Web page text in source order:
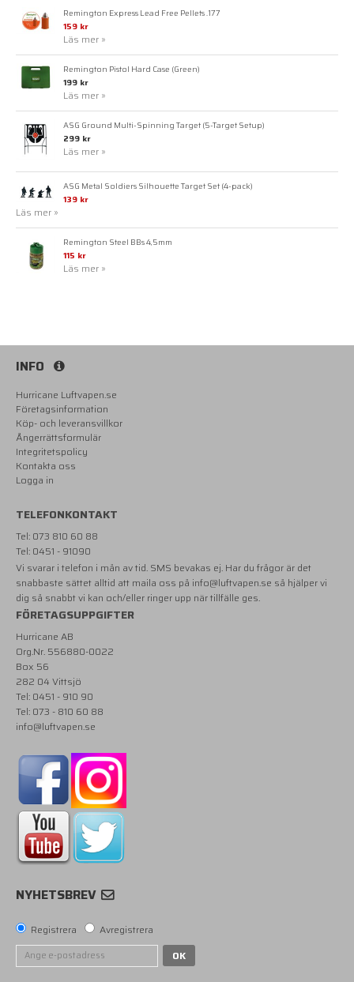
Remington Express Lead Free Pellets .177
159 kr
Läs mer »
Remington Pistol Hard Case (Green)
199 kr
Läs mer »
ASG Ground Multi-Spinning Target (5-Target Setup)
299 kr
Läs mer »
ASG Metal Soldiers Silhouette Target Set (4-pack)
139 kr
Läs mer »
Remington Steel BBs 4,5mm
115 kr
Läs mer »
INFO
Hurricane Luftvapen.se
Företagsinformation
Köp- och leveransvillkor
Ångerrättsformulär
Integritetspolicy
Kontakta oss
Logga in
TELEFONKONTAKT
Tel: 073 810 60 88
Tel: 0451 - 91090
Vi svarar i telefon i mån av tid. SMS bevakas ej. Har du frågor är det
snabbaste sättet alltid att maila oss på info@luftvapen.se så hjälper vi
dig så snabbt vi kan och/eller ringer upp när tillfälle ges.
FÖRETAGSUPPGIFTER
Hurricane AB
Org.Nr. 556880-0022
Box 56
282 04 Vittsjö
Tel: 0451 - 910 90
Tel: 073 - 810 60 88
info@luftvapen.se
NYHETSBREV
Registrera
Avregistrera
OK